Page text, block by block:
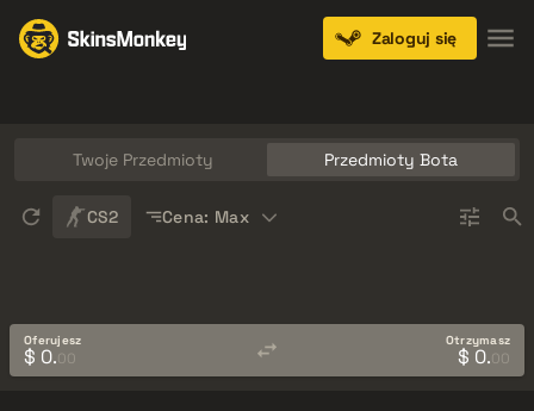
Zaloguj się
Twoje Przedmioty Przedmioty Bota
CS2 Cena: Max
Oferujesz
$ 0.00
Otrzymasz
$ 0.00